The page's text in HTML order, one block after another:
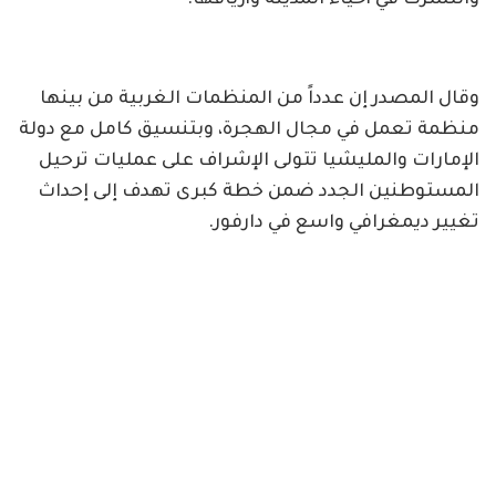
وقال المصدر إن عدداً من المنظمات الغربية من بينها
منظمة تعمل في مجال الهجرة، وبتنسيق كامل مع دولة
الإمارات والمليشيا تتولى الإشراف على عمليات ترحيل
المستوطنين الجدد ضمن خطة كبرى تهدف إلى إحداث
تغيير ديمغرافي واسع في دارفور.